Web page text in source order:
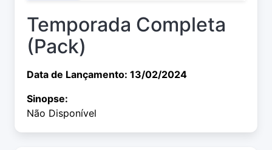
Temporada Completa
(Pack)
Data de Lançamento: 13/02/2024
Sinopse:
Não Disponível